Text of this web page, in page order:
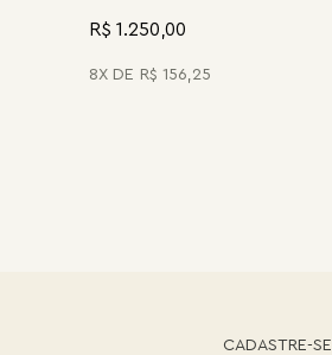
R$ 1.250,00
8 R$ 156,25
CADASTRE-SE